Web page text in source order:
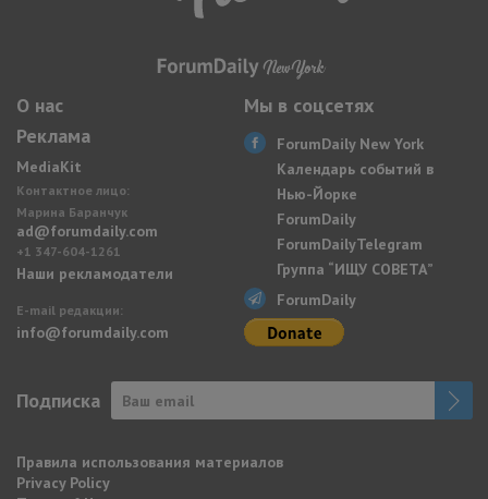
О нас
Реклама
MediaKit
Контактное лицо:
Марина Баранчук
ad@forumdaily.com
+1 347-604-1261
Наши рекламодатели
E-mail редакции:
info@forumdaily.com
Мы в соцсетях
ForumDaily New York
Календарь событий в
Нью-Йорке
ForumDaily
ForumDailyTelegram
Группа “ИЩУ СОВЕТА”
ForumDaily
Подписка
Правила использования материалов
Privacy Policy